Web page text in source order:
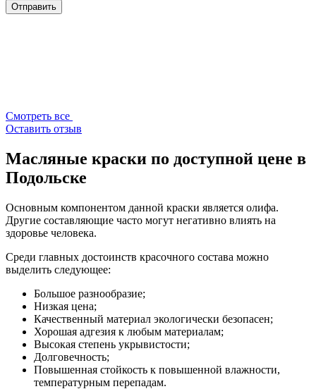
Отправить
Смотреть все
Оставить отзыв
Масляные краски по доступной цене в
Подольске
Основным компонентом данной краски является олифа.
Другие составляющие часто могут негативно влиять на
здоровье человека.
Среди главных достоинств красочного состава можно
выделить следующее:
Большое разнообразие;
Низкая цена;
Качественный материал экологически безопасен;
Хорошая адгезия к любым материалам;
Высокая степень укрывистости;
Долговечность;
Повышенная стойкость к повышенной влажности,
температурным перепадам.